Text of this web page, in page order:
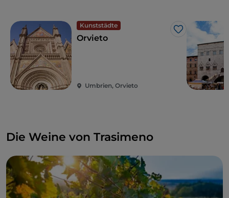
Kunststädte
Like
Orvieto
Umbrien, Orvieto
Die Weine von Trasimeno